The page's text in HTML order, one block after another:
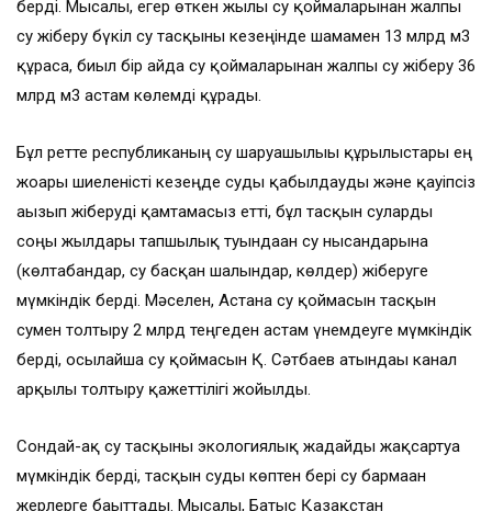
берді. Мысалы, егер өткен жылы су қоймаларынан жалпы
су жіберу бүкіл су тасқыны кезеңінде шамамен 13 млрд м3
құраса, биыл бір айда су қоймаларынан жалпы су жіберу 36
млрд м3 астам көлемді құрады.
Бұл ретте республиканың су шаруашылығы құрылыстары ең
жоғары шиеленісті кезеңде суды қабылдауды және қауіпсіз
ағызып жіберуді қамтамасыз етті, бұл тасқын суларды
соңғы жылдары тапшылық туындаған су нысандарына
(көлтабандар, су басқан шалғындар, көлдер) жіберуге
мүмкіндік берді. Мәселен, Астана су қоймасын тасқын
сумен толтыру 2 млрд теңгеден астам үнемдеуге мүмкіндік
берді, осылайша су қоймасын Қ. Сәтбаев атындағы канал
арқылы толтыру қажеттілігі жойылды.
Сондай-ақ су тасқыны экологиялық жағдайды жақсартуға
мүмкіндік берді, тасқын суды көптен бері су бармаған
жерлерге бағыттады. Мысалы, Батыс Қазақстан